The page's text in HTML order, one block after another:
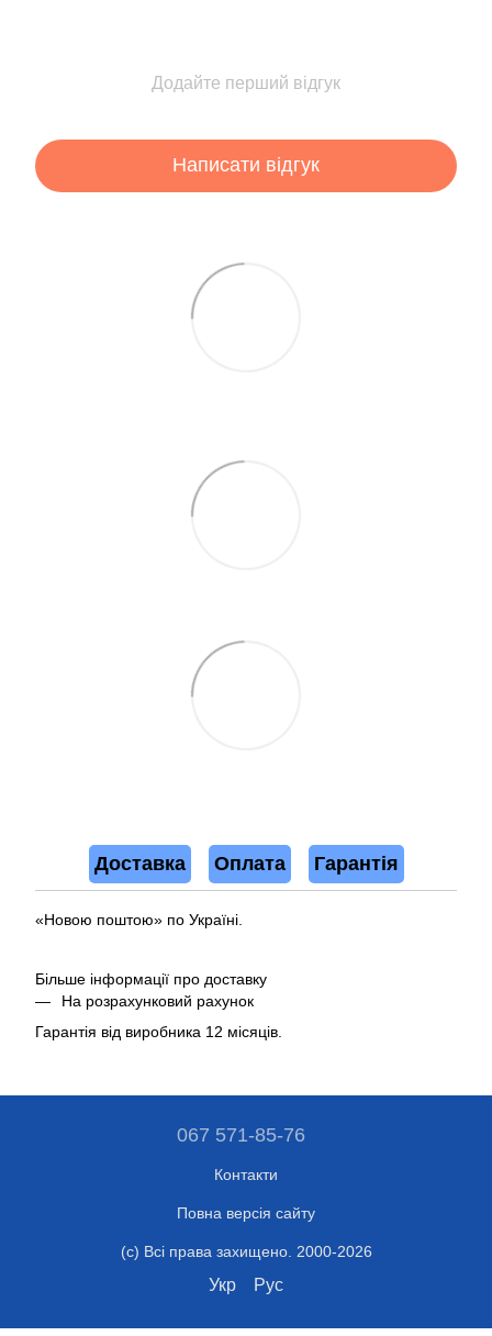
Додайте перший відгук
Написати відгук
Доставка Оплата Гарантія
«Новою поштою» по Україні.
Більше інформації про доставку
На розрахунковий рахунок
Гарантія від виробника 12 місяців.
067 571-85-76
Контакти
Повна версія сайту
(c) Всі права захищено. 2000-2026
Укр Рус